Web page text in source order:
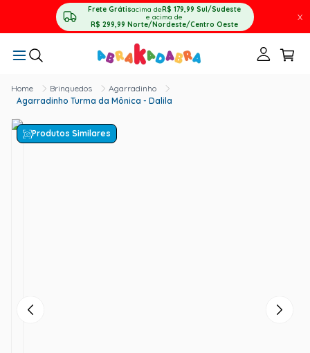
Frete Grátisacima deR$ 179,99 Sul/Sudeste
e acima de
R$ 299,99 Norte/Nordeste/Centro Oeste
X
Brinquedos
Agarradinho
Agarradinho Turma da Mônica - Dalila
Produtos Similares